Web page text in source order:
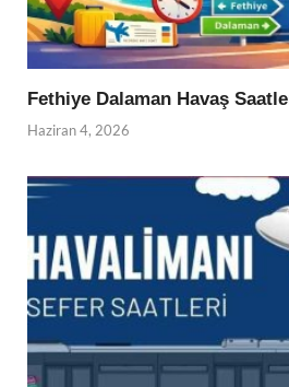
Fethiye Dalaman Havaş
Haziran 4, 2026